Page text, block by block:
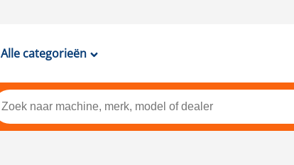
Alle categorieën